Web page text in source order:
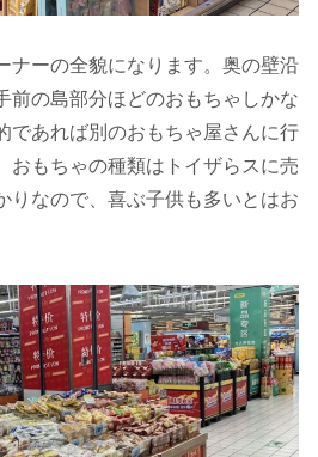
ナーの全貌になります。奥の壁沿
前の島部分ほどのおもちゃしかな
であれば別のおもちゃ屋さんに行
おもちゃの種類はトイザらスに売
りなので、喜ぶ子供も多いとはお